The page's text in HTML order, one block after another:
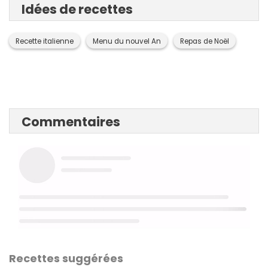
Idées de recettes
Recette italienne Menu du nouvel An Repas de Noël
Commentaires
Recettes suggérées